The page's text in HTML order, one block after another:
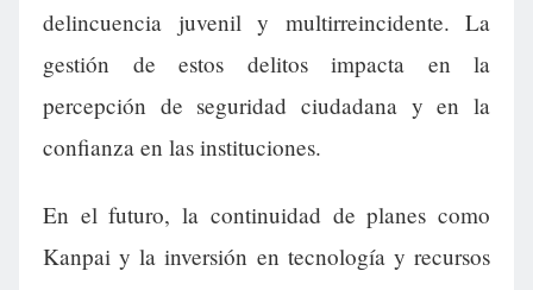
delincuencia juvenil y multirreincidente. La
gestión de estos delitos impacta en la
percepción de seguridad ciudadana y en la
confianza en las instituciones.
En el futuro, la continuidad de planes como
Kanpai y la inversión en tecnología y recursos